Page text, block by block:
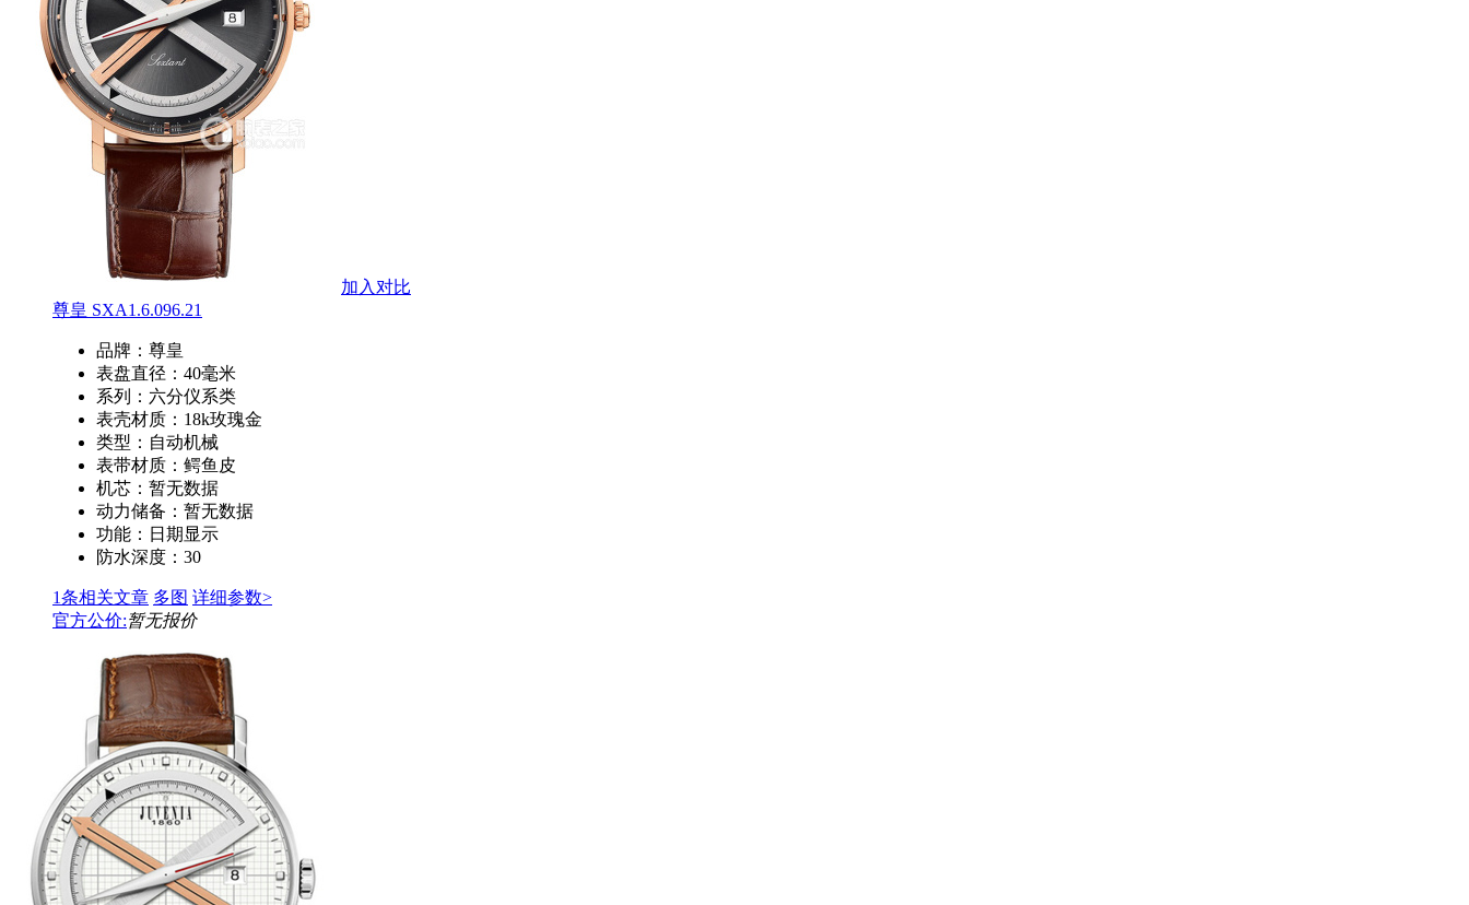
加入对比
尊皇 SXA1.6.096.21
品牌： 尊皇
表盘直径： 40毫米
系列： 六分仪系类
表壳材质： 18k玫瑰金
类型： 自动机械
表带材质： 鳄鱼皮
机芯： 暂无数据
动力储备： 暂无数据
功能： 日期显示
防水深度： 30
1条相关文章 多图 详细参数>
官方公价:暂无报价